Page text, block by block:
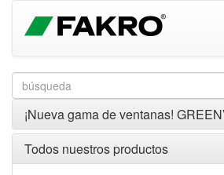
¡Nueva gama de ventanas!
Todos nuestros productos